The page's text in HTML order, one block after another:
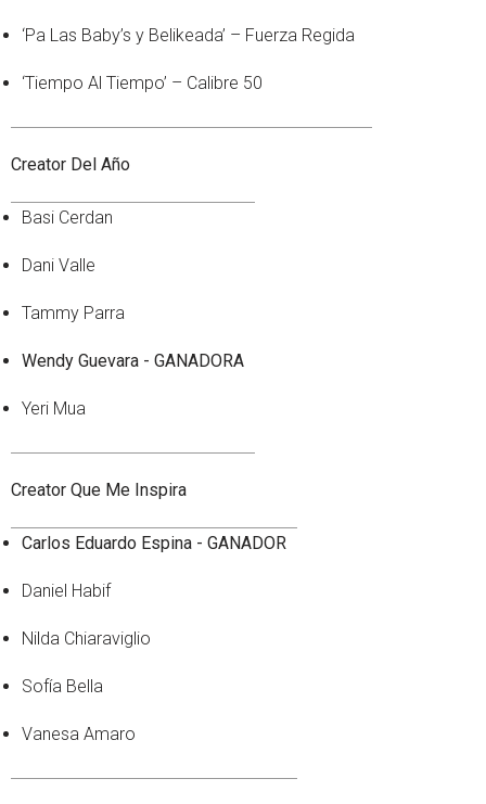
‘Pa Las Baby’s y Belikeada’ – Fuerza Regida
‘Tiempo Al Tiempo’ – Calibre 50
Creator Del Año
Basi Cerdan
Dani Valle
Tammy Parra
Wendy Guevara - GANADORA
Yeri Mua
Creator Que Me Inspira
Carlos Eduardo Espina - GANADOR
Daniel Habif
Nilda Chiaraviglio
Sofía Bella
Vanesa Amaro